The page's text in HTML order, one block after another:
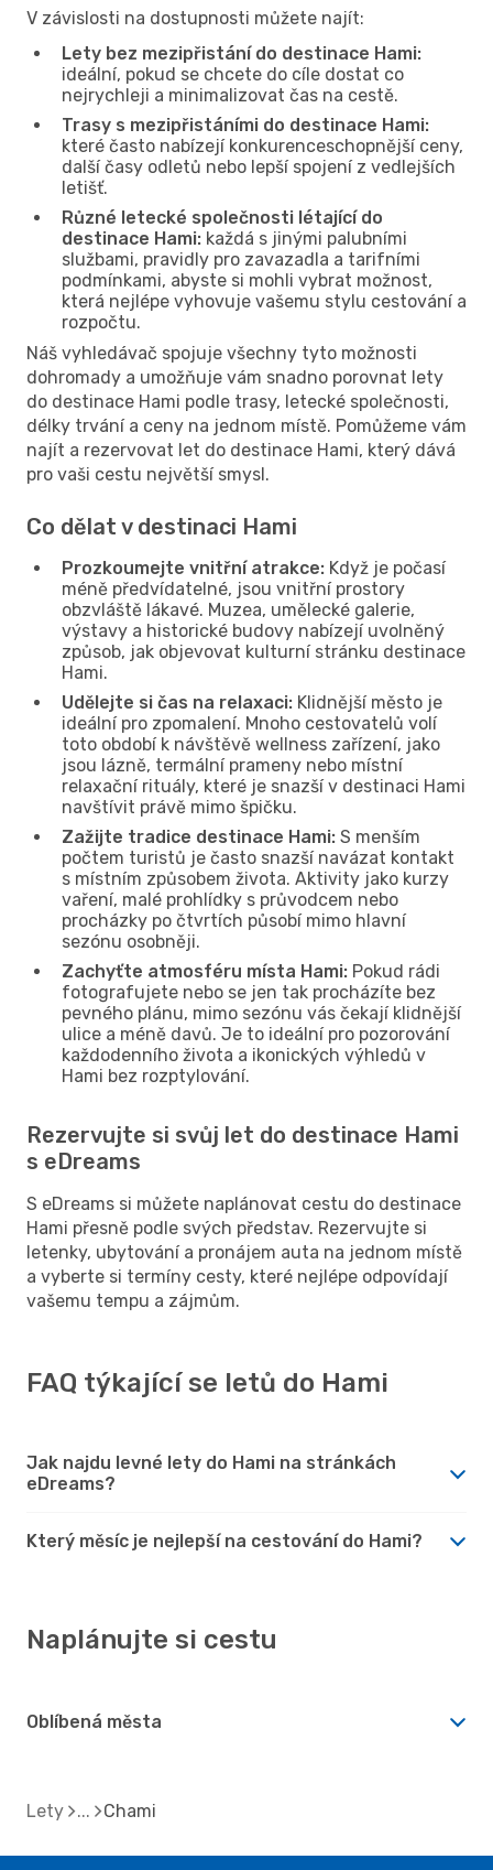
V závislosti na dostupnosti můžete najít:
Lety bez mezipřistání do destinace Hami:
ideální, pokud se chcete do cíle dostat co
nejrychleji a minimalizovat čas na cestě.
Trasy s mezipřistáními do destinace Hami:
které často nabízejí konkurenceschopnější ceny,
další časy odletů nebo lepší spojení z vedlejších
letišť.
Různé letecké společnosti létající do
destinace Hami: každá s jinými palubními
službami, pravidly pro zavazadla a tarifními
podmínkami, abyste si mohli vybrat možnost,
která nejlépe vyhovuje vašemu stylu cestování a
rozpočtu.
Náš vyhledávač spojuje všechny tyto možnosti
dohromady a umožňuje vám snadno porovnat lety
do destinace Hami podle trasy, letecké společnosti,
délky trvání a ceny na jednom místě. Pomůžeme vám
najít a rezervovat let do destinace Hami, který dává
pro vaši cestu největší smysl.
Co dělat v destinaci Hami
Prozkoumejte vnitřní atrakce: Když je počasí
méně předvídatelné, jsou vnitřní prostory
obzvláště lákavé. Muzea, umělecké galerie,
výstavy a historické budovy nabízejí uvolněný
způsob, jak objevovat kulturní stránku destinace
Hami.
Udělejte si čas na relaxaci: Klidnější město je
ideální pro zpomalení. Mnoho cestovatelů volí
toto období k návštěvě wellness zařízení, jako
jsou lázně, termální prameny nebo místní
relaxační rituály, které je snazší v destinaci Hami
navštívit právě mimo špičku.
Zažijte tradice destinace Hami: S menším
počtem turistů je často snazší navázat kontakt
s místním způsobem života. Aktivity jako kurzy
vaření, malé prohlídky s průvodcem nebo
procházky po čtvrtích působí mimo hlavní
sezónu osobněji.
Zachyťte atmosféru místa Hami: Pokud rádi
fotografujete nebo se jen tak procházíte bez
pevného plánu, mimo sezónu vás čekají klidnější
ulice a méně davů. Je to ideální pro pozorování
každodenního života a ikonických výhledů v
Hami bez rozptylování.
Rezervujte si svůj let do destinace Hami
s eDreams
S eDreams si můžete naplánovat cestu do destinace
Hami přesně podle svých představ. Rezervujte si
letenky, ubytování a pronájem auta na jednom místě
a vyberte si termíny cesty, které nejlépe odpovídají
vašemu tempu a zájmům.
FAQ týkající se letů do Hami
Jak najdu levné lety do Hami na stránkách
eDreams?
Který měsíc je nejlepší na cestování do Hami?
Naplánujte si cestu
Oblíbená města
Lety Chami